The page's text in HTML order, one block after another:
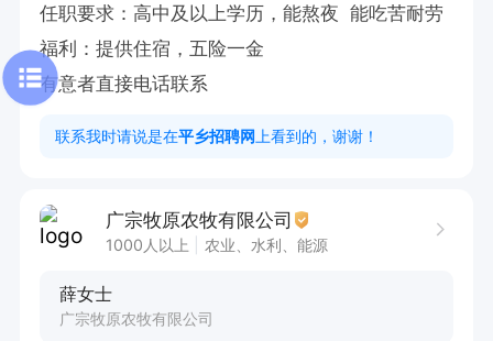
任职要求：高中及以上学历，能熬夜  能吃苦耐劳
福利：提供住宿，五险一金
有意者直接电话联系
联系我时请说是在平乡招聘网 上看到的，谢谢！
广宗牧原农牧有限公司
1000人以上 农业、水利、能源
薛女士
广宗牧原农牧有限公司